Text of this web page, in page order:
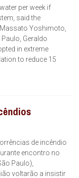
per week if
said the
Yoshimoto,
Geraldo
in extreme
to reduce 15
de incêndio
encontro no
Paulo),
voltarão a insistir